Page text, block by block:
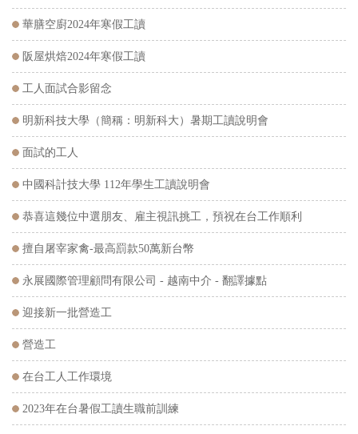
華膳空廚2024年寒假工讀
阪屋烘焙2024年寒假工讀
工人面試合影留念
明新科技大學（簡稱：明新科大）暑期工讀說明會
面試的工人
中國科計技大學 112年學生工讀說明會
恭喜這幾位中選朋友、雇主視訊挑工，預祝在台工作順利
擅自屠宰家禽-最高罰款50萬新台幣
永展國際管理顧問有限公司 - 越南中介 - 翻譯據點
迎接新一批營造工
營造工
在台工人工作環境
2023年在台暑假工讀生職前訓練